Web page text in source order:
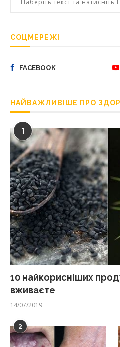
СОЦМЕРЕЖІ
FACEBOOK
НАЙВАЖЛИВІШЕ ПРО
1
10 найкорисніших
вживаєте
14/07/2019
2